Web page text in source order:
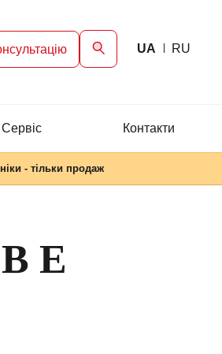
UA RU
Сервіc Контакти
- тільки продаж
E